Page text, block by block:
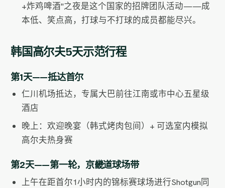
+炸鸡啤酒"之夜是这个国家的招牌团队活动——成
本低、笑点高，打球与不打球的成员都能尽兴。
韩国高尔夫5天示范行程
第1天——抵达首尔
仁川机场抵达，专属大巴前往江南或市中心五星级
酒店
晚上：欢迎晚宴（韩式烤肉包间）+ 可选室内模拟
高尔夫热身赛
第2天——第一轮，京畿道球场带
上午在距首尔1小时内的锦标赛球场进行Shotgun同